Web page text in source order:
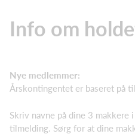
Info om
Nye medlemmer:
Årskontingentet er baseret på
Skriv navne på dine 3
tilmelding. Sørg for at dine